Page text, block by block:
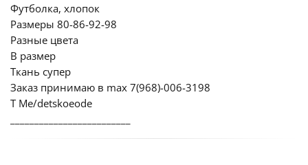
Футболка, хлопок
Размеры 80-86-92-98
Разные цвета
В размер
Ткань супер
Заказ принимаю в max 7(968)-006-3198
T Me/detskoeode